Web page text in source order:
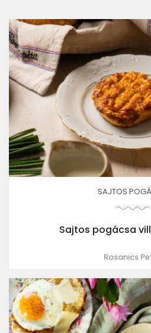
SAJTOS
Sajtos pogácsa
Rosanics